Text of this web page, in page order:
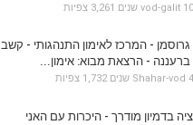
vod-galit 10 שנים 3,261 צפיות
- המרכז לאימון התנהגותי - קשב
ברעננה - הרצאת מבוא: אימון...
Shahar-vod 4 שנים 1,732 צפיות
בדמיון מודרך - היכרות עם האני